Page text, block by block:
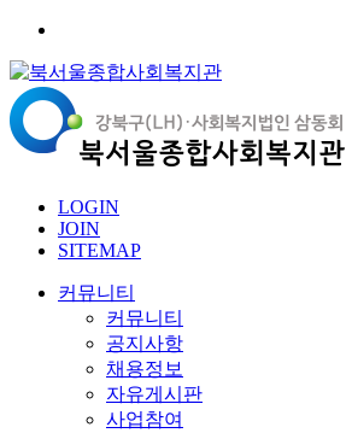
LOGIN
JOIN
SITEMAP
커뮤니티
커뮤니티
공지사항
채용정보
자유게시판
사업참여